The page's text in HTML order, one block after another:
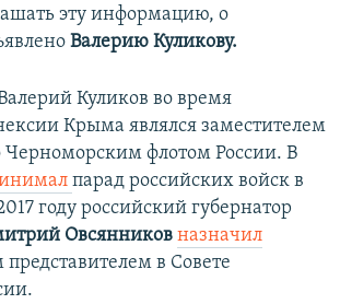
эту информацию, о
Валерию Куликову.
Куликов во время
Крыма являлся заместителем
флотом России. В
парад российских войск в
году российский губернатор
Овсянников назначил
в Совете